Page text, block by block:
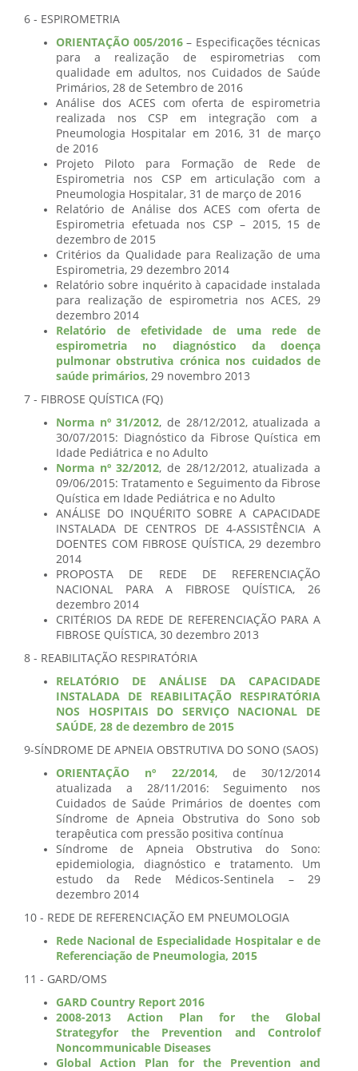
6 - ESPIROMETRIA
ORIENTAÇÃO 005/2016– Especificações técnicas
para a realização de espirometrias com
qualidade em adultos, nos Cuidados de Saúde
Primários, 28 de Setembro de 2016
Análise dos ACES com oferta de espirometria
realizada nos CSP em integração com a
Pneumologia Hospitalar em 2016, 31 de março
de 2016
Projeto Piloto para Formação de Rede de
Espirometria nos CSP em articulação com a
Pneumologia Hospitalar, 31 de março de 2016
Relatório de Análise dos ACES com oferta de
Espirometria efetuada nos CSP – 2015, 15 de
dezembro de 2015
Critérios da Qualidade para Realização de uma
Espirometria, 29 dezembro 2014
Relatório sobre inquérito à capacidade instalada
para realização de espirometria nos ACES, 29
dezembro 2014
Relatório de efetividade de uma rede de
espirometria no diagnóstico da doença
pulmonar obstrutiva crónica nos cuidados de
saúde primários, 29 novembro 2013
7 - FIBROSE QUÍSTICA (FQ)
Norma nº 31/2012, de 28/12/2012, atualizada a
30/07/2015: Diagnóstico da Fibrose Quística em
Idade Pediátrica e no Adulto
Norma nº 32/2012, de 28/12/2012, atualizada a
09/06/2015: Tratamento e Seguimento da Fibrose
Quística em Idade Pediátrica e no Adulto
ANÁLISE DO INQUÉRITO SOBRE A CAPACIDADE
INSTALADA DE CENTROS DE 4-ASSISTÊNCIA A
DOENTES COM FIBROSE QUÍSTICA, 29 dezembro
2014
PROPOSTA DE REDE DE REFERENCIAÇÃO
NACIONAL PARA A FIBROSE QUÍSTICA, 26
dezembro 2014
CRITÉRIOS DA REDE DE REFERENCIAÇÃO PARA A
FIBROSE QUÍSTICA, 30 dezembro 2013
8 - REABILITAÇÃO RESPIRATÓRIA
RELATÓRIO DE ANÁLISE DA CAPACIDADE
INSTALADA DE REABILITAÇÃO RESPIRATÓRIA
NOS HOSPITAIS DO SERVIÇO NACIONAL DE
SAÚDE, 28 de dezembro de 2015
9-SÍNDROME DE APNEIA OBSTRUTIVA DO SONO (SAOS)
ORIENTAÇÃO nº 22/2014, de 30/12/2014
atualizada a 28/11/2016: Seguimento nos
Cuidados de Saúde Primários de doentes com
Síndrome de Apneia Obstrutiva do Sono sob
terapêutica com pressão positiva contínua
Síndrome de Apneia Obstrutiva do Sono:
epidemiologia, diagnóstico e tratamento. Um
estudo da Rede Médicos-Sentinela – 29
dezembro 2014
10 - REDE DE REFERENCIAÇÃO EM PNEUMOLOGIA
Rede Nacional de Especialidade Hospitalar e de
Referenciação de Pneumologia, 2015
11 - GARD/OMS
GARD Country Report 2016
2008-2013 Action Plan for the Global
Strategyfor the Prevention and Controlof
Noncommunicable Diseases
Global Action Plan for the Prevention and